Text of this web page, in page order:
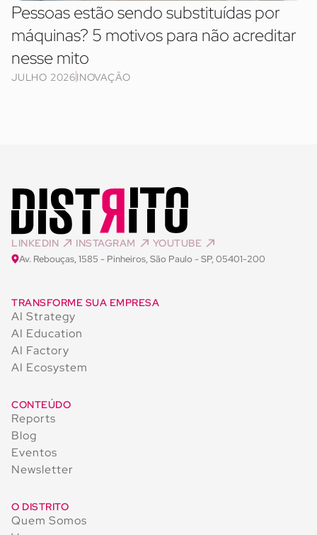
Pessoas estão sendo substituídas por
máquinas? 5 motivos para não acreditar
nesse mito
JULHO 2026INOVAÇÃO
LINKEDIN INSTAGRAM YOUTUBE
Av. Rebouças, 1585 - Pinheiros, São Paulo - SP, 05401-200
TRANSFORME SUA EMPRESA
AI Strategy
AI Education
AI Factory
AI Ecosystem
CONTEÚDO
Reports
Blog
Eventos
Newsletter
O DISTRITO
Quem Somos